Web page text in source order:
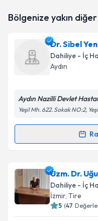
Bölgenize yakın
Dr. Sibel
Dahiliye - İç
Aydın
Aydın Nazilli Devlet
Yeşil Mh. 622. Sokak NO:2,
Randevu
Dr. Sibel Yeniocak
oluşturun. Size bu
takvim
Uzm. Dr.
Dahiliye - İç
İzmir, Tire
5 (47